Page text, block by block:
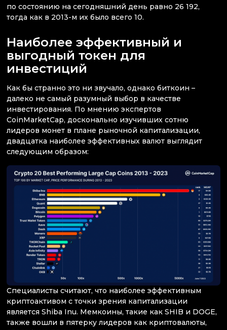
по состоянию на сегодняшний день равно 26 192,
тогда как в 2013-м их было всего 10.
Наиболее эффективный и
выгодный токен для
инвестиций
Как бы странно это ни звучало, однако биткоин –
далеко не самый разумный выбор в качестве
инвестирования. По мнению экспертов
CoinMarketCap, досконально изучивших сотню
лидеров монет в плане рыночной капитализации,
двадцатка наиболее эффективных валют выглядит
следующим образом:
Специалисты считают, что наиболее эффективным
криптоактивом с точки зрения капитализации
является Shiba Inu. Мемкоины, такие как SHIB и DOGE,
также вошли в пятерку лидеров как криптовалюты,